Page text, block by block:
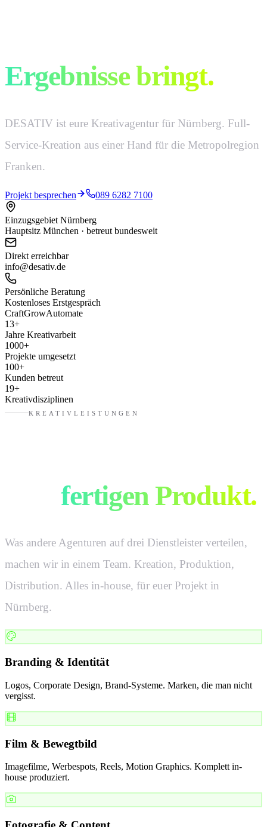
Ergebnisse bringt.
DESATIV ist eure Kreativagentur für Nürnberg. Full-
Service-Kreation aus einer Hand für die Metropolregion
Franken.
Projekt besprechen 089 6282 7100
Einzugsgebiet Nürnberg
Hauptsitz München · betreut bundesweit
Direkt erreichbar
info@desativ.de
Persönliche Beratung
Kostenloses Erstgespräch
CraftGrowAutomate
13+
Jahre Kreativarbeit
1000+
Projekte umgesetzt
100+
Kunden betreut
19+
Kreativdisziplinen
KREATIVLEISTUNGEN
zumfertigen Produkt.
Was andere Agenturen auf drei Dienstleister verteilen,
machen wir in einem Team. Kreation, Produktion,
Distribution. Alles in-house, für euer Projekt in
Nürnberg.
Branding & Identität
Logos, Corporate Design, Brand-Systeme. Marken, die man nicht
vergisst.
Film & Bewegtbild
Imagefilme, Werbespots, Reels, Motion Graphics. Komplett in-
house produziert.